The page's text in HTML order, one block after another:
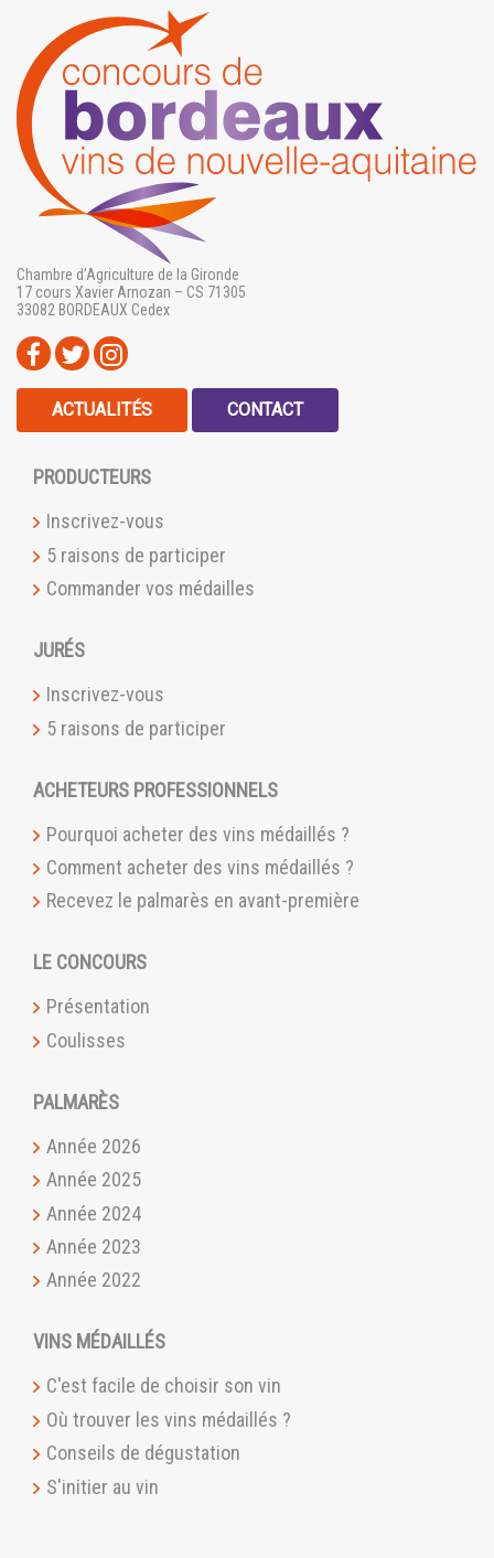
Chambre d’Agriculture de la Gironde
17 cours Xavier Arnozan – CS 71305
33082 BORDEAUX Cedex
ACTUALITÉS CONTACT
PRODUCTEURS
Inscrivez-vous
5 raisons de participer
Commander vos médailles
JURÉS
Inscrivez-vous
5 raisons de participer
ACHETEURS PROFESSIONNELS
Pourquoi acheter des vins médaillés ?
Comment acheter des vins médaillés ?
Recevez le palmarès en avant-première
LE CONCOURS
Présentation
Coulisses
PALMARÈS
Année 2026
Année 2025
Année 2024
Année 2023
Année 2022
VINS MÉDAILLÉS
C'est facile de choisir son vin
Où trouver les vins médaillés ?
Conseils de dégustation
S'initier au vin